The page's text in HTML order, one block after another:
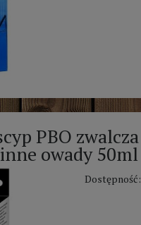
PBO zwalcza
owady 50ml
Dostępność: